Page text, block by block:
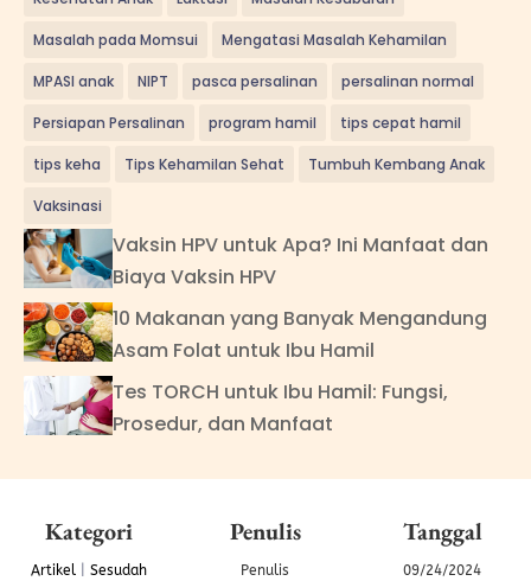
Masalah pada Momsui Mengatasi Masalah Kehamilan
MPASI anak NIPT pasca persalinan persalinan normal
Persiapan Persalinan program hamil tips cepat hamil
tips keha Tips Kehamilan Sehat Tumbuh Kembang Anak
Vaksinasi
Vaksin HPV untuk Apa? Ini Manfaat dan
Biaya Vaksin HPV
10 Makanan yang Banyak Mengandung
Asam Folat untuk Ibu Hamil
Tes TORCH untuk Ibu Hamil: Fungsi,
Prosedur, dan Manfaat
Kategori
Artikel| Sesudah
Penulis
Penulis
Tanggal
09/24/2024